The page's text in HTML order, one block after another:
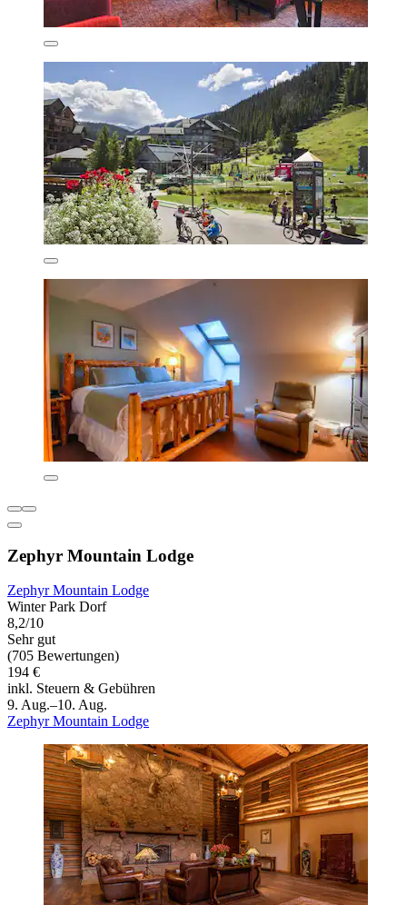
Zephyr Mountain Lodge
Zephyr Mountain Lodge
Winter Park Dorf
8,2/10
Sehr gut
(705 Bewertungen)
194 €
inkl. Steuern & Gebühren
9. Aug.–10. Aug.
Zephyr Mountain Lodge